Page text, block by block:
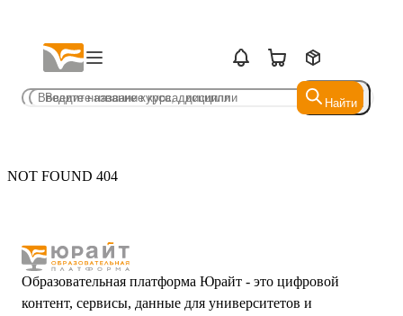
Найти
Найти
NOT FOUND 404
Образовательная платформа Юрайт - это цифровой
контент, сервисы, данные для университетов и